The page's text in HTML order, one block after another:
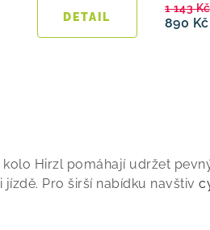
890 Kč
1 143 Kč
kolo Hirzl pomáhají udržet
Pro širší nabídku navštiv